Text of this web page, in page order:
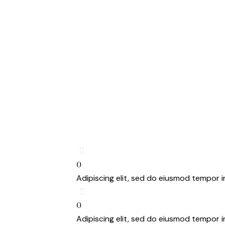
0
Adipiscing elit, sed do eiusmod tempor
0
Adipiscing elit, sed do eiusmod tempor